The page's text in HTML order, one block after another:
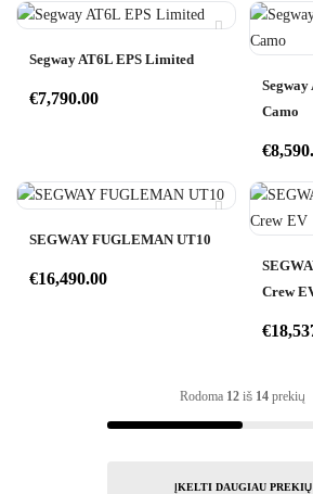
Segway AT6L EPS Limited
€7,790.00
Camo
€
SEGWAY FUGLEMAN UT10
€16,490.00
Crew
€
Rodoma 12 iš 14 prekių
ĮKELTI DAUGIAU PREKIŲ